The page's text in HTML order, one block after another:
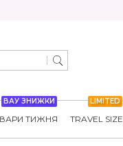
ВАУ ЗНИЖКИ
ТИЖНЯ
LIMITED
TRAVEL SIZE